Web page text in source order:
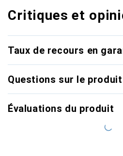
Critiques et
Taux de recours en
Questions sur le produit
Évaluations du produit